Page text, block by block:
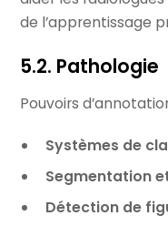
de l’apprentissage
5.2. Pathologie
Pouvoirs
Systèmes de
Segmentation
Détection de